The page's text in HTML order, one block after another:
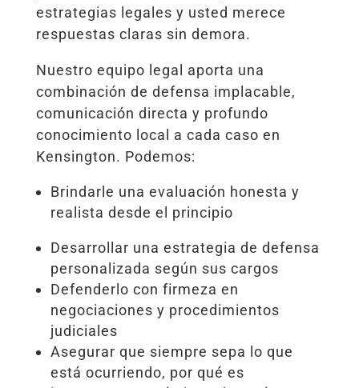
estrategias legales y usted merece
respuestas claras sin demora.
Nuestro equipo legal aporta una
combinación de defensa implacable,
comunicación directa y profundo
conocimiento local a cada caso en
Kensington. Podemos:
Brindarle una evaluación honesta y
realista desde el principio
Desarrollar una estrategia de defensa
personalizada según sus cargos
Defenderlo con firmeza en
negociaciones y procedimientos
judiciales
Asegurar que siempre sepa lo que
está ocurriendo, por qué es